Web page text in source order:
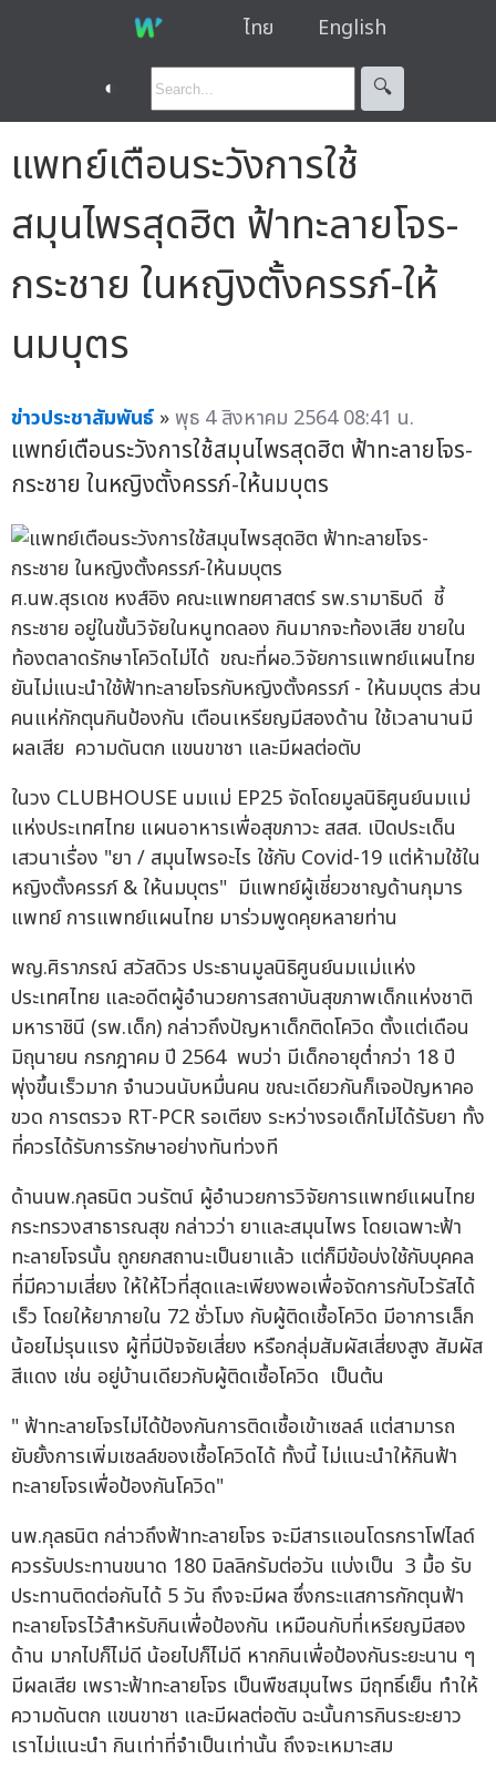
ไทย English
◐ 🔍︎
แพทย์เตือนระวังการใช้
สมุนไพรสุดฮิต ฟ้าทะลายโจร-
กระชาย ในหญิงตั้งครรภ์-ให้
นมบุตร
ข่าวประชาสัมพันธ์ »พุธ 4 สิงหาคม 2564 08:41 น.
แพทย์เตือนระวังการใช้สมุนไพรสุดฮิต ฟ้าทะลายโจร-
กระชาย ในหญิงตั้งครรภ์-ให้นมบุตร
ศ.นพ.สุรเดช หงส์อิง คณะแพทยศาสตร์ รพ.รามาธิบดี ชี้
กระชาย อยู่ในขั้นวิจัยในหนูทดลอง กินมากจะท้องเสีย ขายใน
ท้องตลาดรักษาโควิดไม่ได้ ขณะที่ผอ.วิจัยการแพทย์แผนไทย
ยันไม่แนะนำใช้ฟ้าทะลายโจรกับหญิงตั้งครรภ์ - ให้นมบุตร ส่วน
คนแห่กักตุนกินป้องกัน เตือนเหรียญมีสองด้าน ใช้เวลานานมี
ผลเสีย ความดันตก แขนขาชา และมีผลต่อตับ
ในวง CLUBHOUSE นมแม่ EP25 จัดโดยมูลนิธิศูนย์นมแม่
แห่งประเทศไทย แผนอาหารเพื่อสุขภาวะ สสส. เปิดประเด็น
เสวนาเรื่อง "ยา / สมุนไพรอะไร ใช้กับ Covid-19 แต่ห้ามใช้ใน
หญิงตั้งครรภ์ & ให้นมบุตร" มีแพทย์ผู้เชี่ยวชาญด้านกุมาร
แพทย์ การแพทย์แผนไทย มาร่วมพูดคุยหลายท่าน
พญ.ศิราภรณ์ สวัสดิวร ประธานมูลนิธิศูนย์นมแม่แห่ง
ประเทศไทย และอดีตผู้อำนวยการสถาบันสุขภาพเด็กแห่งชาติ
มหาราชินี (รพ.เด็ก) กล่าวถึงปัญหาเด็กติดโควิด ตั้งแต่เดือน
มิถุนายน กรกฎาคม ปี 2564 พบว่า มีเด็กอายุต่ำกว่า 18 ปี
พุ่งขึ้นเร็วมาก จำนวนนับหมื่นคน ขณะเดียวกันก็เจอปัญหาคอ
ขวด การตรวจ RT-PCR รอเตียง ระหว่างรอเด็กไม่ได้รับยา ทั้ง
ที่ควรได้รับการรักษาอย่างทันท่วงที
ด้านนพ.กุลธนิต วนรัตน์ ผู้อำนวยการวิจัยการแพทย์แผนไทย
กระทรวงสาธารณสุข กล่าวว่า ยาและสมุนไพร โดยเฉพาะฟ้า
ทะลายโจรนั้น ถูกยกสถานะเป็นยาแล้ว แต่ก็มีข้อบ่งใช้กับบุคคล
ที่มีความเสี่ยง ให้ให้ไวที่สุดและเพียงพอเพื่อจัดการกับไวรัสได้
เร็ว โดยให้ยาภายใน 72 ชั่วโมง กับผู้ติดเชื้อโควิด มีอาการเล็ก
น้อยไม่รุนแรง ผู้ที่มีปัจจัยเสี่ยง หรือกลุ่มสัมผัสเสี่ยงสูง สัมผัส
สีแดง เช่น อยู่บ้านเดียวกับผู้ติดเชื้อโควิด เป็นต้น
" ฟ้าทะลายโจรไม่ได้ป้องกันการติดเชื้อเข้าเซลล์ แต่สามารถ
ยับยั้งการเพิ่มเซลล์ของเชื้อโควิดได้ ทั้งนี้ ไม่แนะนำให้กินฟ้า
ทะลายโจรเพื่อป้องกันโควิด"
นพ.กุลธนิต กล่าวถึงฟ้าทะลายโจร จะมีสารแอนโดรกราโฟไลด์
ควรรับประทานขนาด 180 มิลลิกรัมต่อวัน แบ่งเป็น 3 มื้อ รับ
ประทานติดต่อกันได้ 5 วัน ถึงจะมีผล ซึ่งกระแสการกักตุนฟ้า
ทะลายโจรไว้สำหรับกินเพื่อป้องกัน เหมือนกับที่เหรียญมีสอง
ด้าน มากไปก็ไม่ดี น้อยไปก็ไม่ดี หากกินเพื่อป้องกันระยะนาน ๆ
มีผลเสีย เพราะฟ้าทะลายโจร เป็นพืชสมุนไพร มีฤทธิ์เย็น ทำให้
ความดันตก แขนขาชา และมีผลต่อตับ ฉะนั้นการกินระยะยาว
เราไม่แนะนำ กินเท่าที่จำเป็นเท่านั้น ถึงจะเหมาะสม